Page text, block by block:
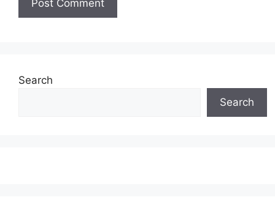
Search
Search